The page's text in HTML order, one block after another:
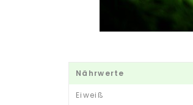
Nährwerte
Eiweiß